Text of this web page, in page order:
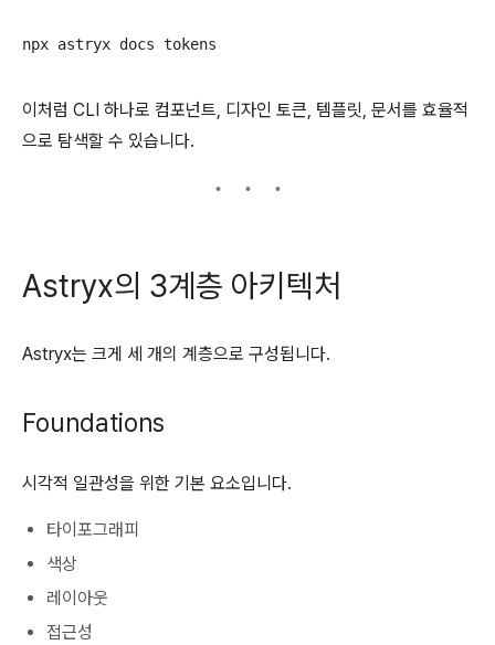
이처럼 CLI 하나로 컴포넌트, 디자인 토큰, 템플릿, 문서를 효율적
으로 탐색할 수 있습니다.
Astryx의 3계층 아키텍처
Astryx는 크게 세 개의 계층으로 구성됩니다.
Foundations
시각적 일관성을 위한 기본 요소입니다.
타이포그래피
색상
레이아웃
접근성